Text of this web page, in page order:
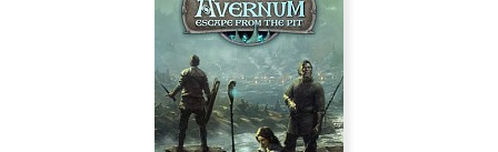
Jumpdrive